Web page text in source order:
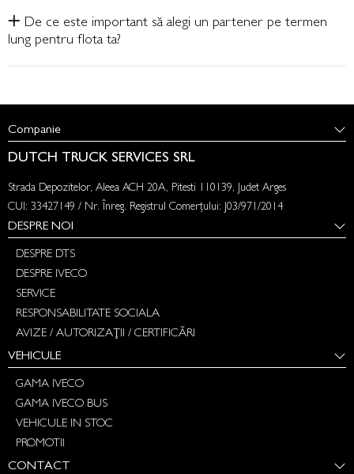
De ce este important să alegi un partener pe termen
lung pentru flota ta?
Companie
DUTCH TRUCK SERVICES SRL
Strada Depozitelor, Aleea ACH 20A, Pitesti 110139, Judet Arges
CUI: 33427149 / Nr. Înreg. Registrul Comerțului: J03/971/2014
DESPRE NOI
DESPRE DTS
DESPRE IVECO
SERVICE
RESPONSABILITATE SOCIALA
AVIZE / AUTORIZAȚII / CERTIFICĂRI
VEHICULE
GAMA IVECO
GAMA IVECO BUS
VEHICULE IN STOC
PROMOTII
CONTACT